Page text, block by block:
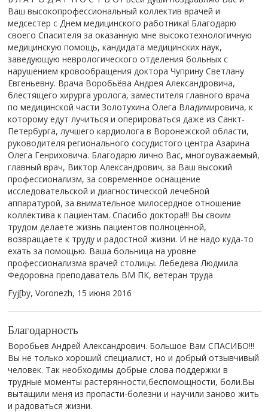
Ваш высокопрофессиональный коллектив врачей и
медсестер с Днем медицинского работника! Благодарю
своего Спасителя за оказанную мне высокотехнологичную
медицинскую помощь, кандидата медицинских наук,
заведующую неврологического отделения больных с
нарушением кровообращения доктора Чуприну Светлану
Евгеньевну. Врача Воробьёва Андрея Александровича,
блестящего хирурга уролога, заместителя главного врача
по медицинской части Золотухина Олега Владимировича, к
которому едут лучиться и оперироваться даже из Санкт-
Петербурга, лучшего кардиолога в Воронежской области,
руководителя регионального сосудистого центра Азарина
Олега Генриховича. Благодарю лично Вас, многоуважаемый,
главный врач, Виктор Александрович, за Ваш высокий
профессионализм, за современное оснащение
исследовательской и диагностической лечебной
аппаратурой, за внимательное милосердное отношение
коллектива к пациентам. Спасибо доктора!!! Вы своим
трудом делаете жизнь пациентов полноценной,
возвращаете к труду и радостной жизни. И не надо куда-то
ехать за помощью. Ваша больница на уровне
профессионализма врачей столицы. Лебедева Людмила
Федоровна преподаватель ВМ ПК, ветеран труда
Fyj[by, Voronezh, 15 июня 2016
Благодарность
Воробьев Андрей Александрович. Большое Вам СПАСИБО!!!
Вы не только хороший специалист, но и добрый отзывчивый
человек. Так необходимы добрые слова поддержки в
трудные моменты растерянности,беспомощности, боли.Вы
вытащили меня из пропасти-болезни и научили заново жить
и радоваться жизни.